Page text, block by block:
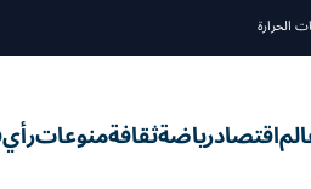
الحرارة
اقتصادرياضةثقافةمنوعاترأي